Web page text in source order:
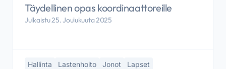
Täydellinen opas koordinaattoreille
Julkaistu 25. Joulukuuta 2025
Hallinta Lastenhoito Jonot Lapset